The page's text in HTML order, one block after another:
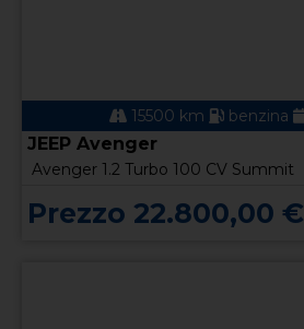
15500 km benzina
JEEP Avenger
Avenger 1.2 Turbo 100 CV Summit
Prezzo 22.800,00 €